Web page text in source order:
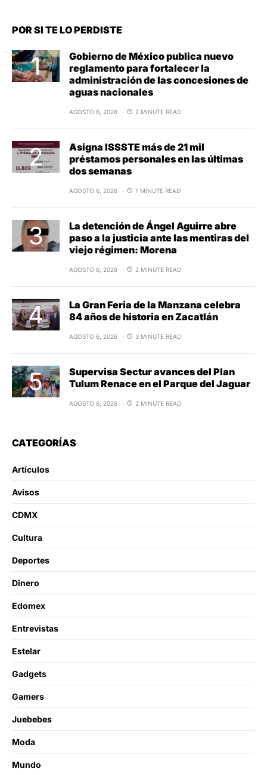
POR SI TE LO PERDISTE
Gobierno de México publica nuevo
reglamento para fortalecer la
administración de las concesiones de
aguas nacionales
AGOSTO 6, 2026 2 MINUTE READ
Asigna ISSSTE más de 21 mil
préstamos personales en las últimas
dos semanas
AGOSTO 6, 2026 1 MINUTE READ
La detención de Ángel Aguirre abre
paso a la justicia ante las mentiras del
viejo régimen: Morena
AGOSTO 6, 2026 2 MINUTE READ
La Gran Feria de la Manzana celebra
84 años de historia en Zacatlán
AGOSTO 6, 2026 3 MINUTE READ
Supervisa Sectur avances del Plan
Tulum Renace en el Parque del Jaguar
AGOSTO 6, 2026 2 MINUTE READ
CATEGORÍAS
Artículos
Avisos
CDMX
Cultura
Deportes
Dinero
Edomex
Entrevistas
Estelar
Gadgets
Gamers
Juebebes
Moda
Mundo